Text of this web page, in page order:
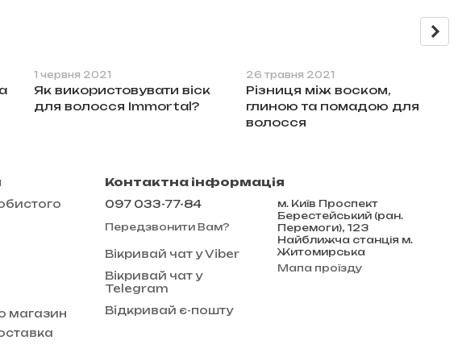
1 червня 2021
Як використовувати віск
для волосся Immortal?
26 травня 2021
Різниця між воском,
глиною та помадою для
волосся
магазин
Контактна інформація
097 033-77-84
Передзвонити Вам?
Вікривай чат у Viber
Вікривай чат у
Telegram
Відкривай є-пошту
м. Київ Проспект
Берестейський (ран.
Перемоги), 123
Найближча станція м.
Житомирська
Мапа проїзду